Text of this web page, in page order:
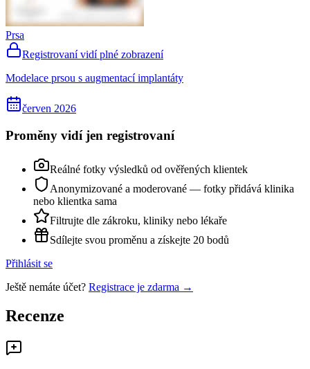
Prsa
Registrovaní vidí plné zobrazení
Modelace prsou s augmentací implantáty
červen 2026
Proměny vidí jen registrovaní
Reálné fotky výsledků od ověřených klientek
Anonymizované a moderované — fotky přidává klinika
nebo klientka sama
Filtrujte dle zákroku, kliniky nebo lékaře
Sdílejte svou proměnu a získejte 20 bodů
Přihlásit se
Ještě nemáte účet? Registrace je zdarma →
Recenze